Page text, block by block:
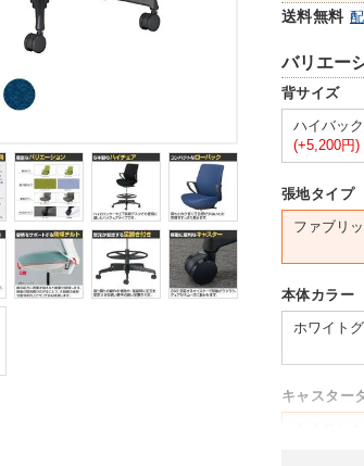
送料無料
バリエー
背サイズ
ハイバック
(+5,200円)
張地タイプ
ファブリ
本体カラー
ホワイト
キャスター